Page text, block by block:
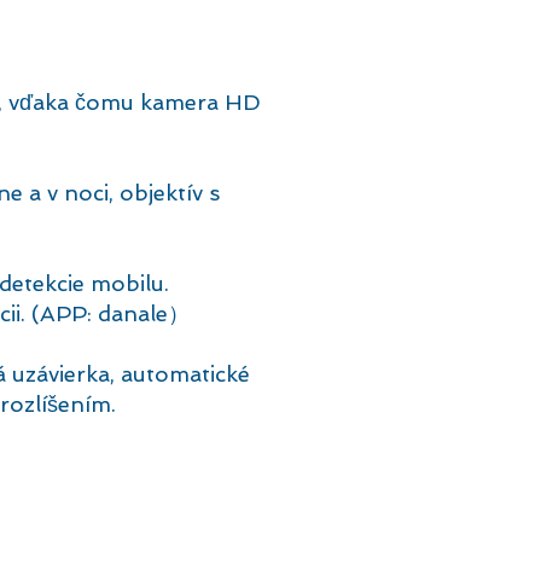
čomu kamera HD
a v noci, objektív s
mobilu.
(APP: danale）
automatické